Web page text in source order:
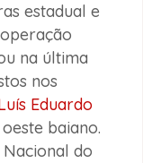
estadual e
na última
nos
Eduardo
baiano.
do